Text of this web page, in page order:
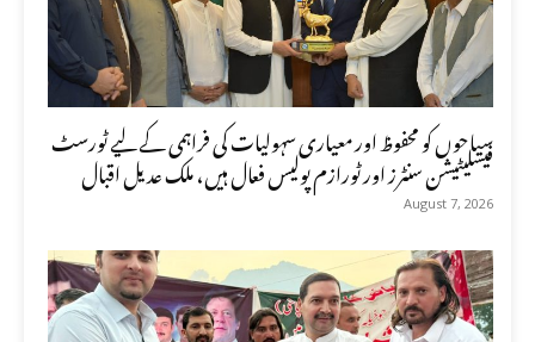
سیاحوں کو محفوظ اور معیاری سہولیات کی فراہمی کے لیے ٹورسٹ
فیسلیٹیشن سنٹرز اور ٹورازم پولیس فعال ہیں، ملک عدیل اقبال
August 7, 2026